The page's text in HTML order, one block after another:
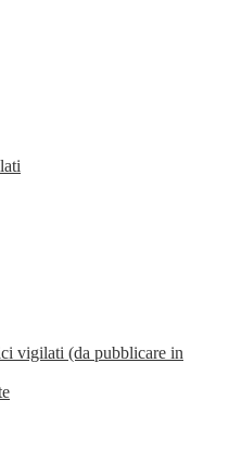
vigilati (da pubblicare in